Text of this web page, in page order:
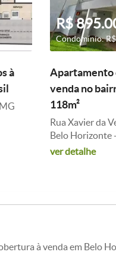
à
R$
Condomínio:
Apartamento
venda no
118m²
Rua Xavier da
Belo Horizonte
ver detalhe
à venda em Belo